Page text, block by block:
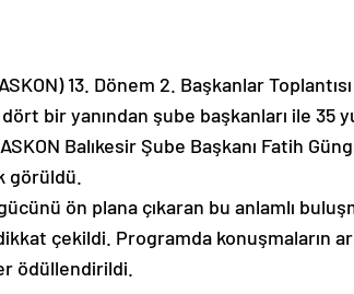
13. Dönem 2. Başkanlar Toplantısı
bir yanından şube başkanları ile 35
Balıkesir Şube Başkanı Fatih
görüldü.
ön plana çıkaran bu anlamlı
çekildi. Programda konuşmaların
ödüllendirildi.